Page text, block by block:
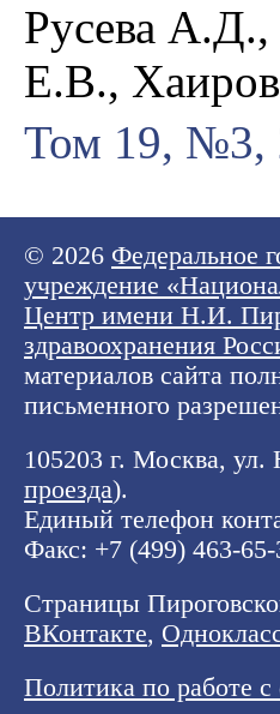
Русева
Е.В.,
Том 19, №3,
© 2026 Федеральное
учреждение
Центр имени Н.И.
здравоохранения
материалов сайта
письменного
105203 г. Москва,
проезда).
Единый телефон
Факс: +7 (499) 463-65-
Страницы
ВКонтакте,
Политика по работе